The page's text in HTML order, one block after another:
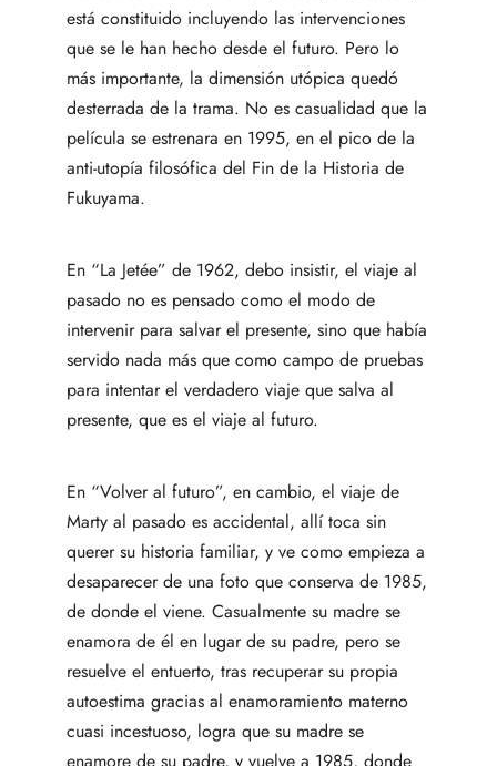
está constituido incluyendo las intervenciones
que se le han hecho desde el futuro. Pero lo
más importante, la dimensión utópica quedó
desterrada de la trama. No es casualidad que la
película se estrenara en 1995, en el pico de la
anti-utopía filosófica del Fin de la Historia de
Fukuyama.
En “La Jetée” de 1962, debo insistir, el viaje al
pasado no es pensado como el modo de
intervenir para salvar el presente, sino que había
servido nada más que como campo de pruebas
para intentar el verdadero viaje que salva al
presente, que es el viaje al futuro.
En “Volver al futuro”, en cambio, el viaje de
Marty al pasado es accidental, allí toca sin
querer su historia familiar, y ve como empieza a
desaparecer de una foto que conserva de 1985,
de donde el viene. Casualmente su madre se
enamora de él en lugar de su padre, pero se
resuelve el entuerto, tras recuperar su propia
autoestima gracias al enamoramiento materno
cuasi incestuoso, logra que su madre se